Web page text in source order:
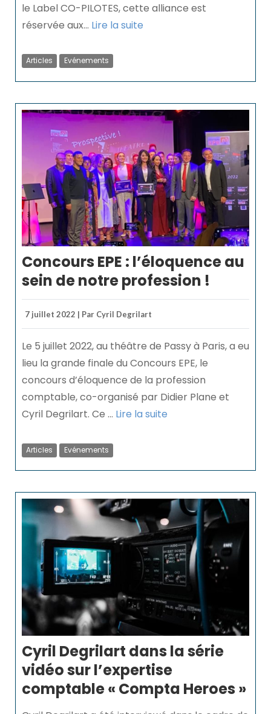
le Label CO-PILOTES, cette alliance est
réservée aux... Lire la suite
Articles Evénements
Concours EPE : l’éloquence au
sein de notre profession !
7 juillet 2022 | Par Cyril Degrilart
Le 5 juillet 2022, au théâtre de Passy à Paris, a eu
lieu la grande finale du Concours EPE, le
concours d’éloquence de la profession
comptable, co-organisé par Didier Plane et
Cyril Degrilart. Ce ... Lire la suite
Articles Evénements
Cyril Degrilart dans la série
vidéo sur l’expertise
comptable « Compta Heroes »